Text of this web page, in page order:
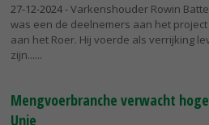
27-12-2024- Varkenshouder Rowin
was een de deelnemers aan het
aan het Roer. Hij voerde als verrijking
zijn...
Mengvoerbranche verwacht
Unie